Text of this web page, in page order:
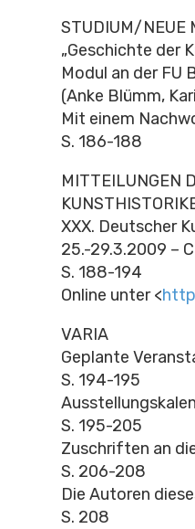
STUDIUM/NEUE
„Geschichte der
Modul an der FU
(Anke Blümm,
Mit einem
S. 186-188
MITTEILUNGEN
XXX. Deutscher
25.-29.3.2009 –
S. 188-194
Online unter <
VARIA
Geplante
S. 194-195
S. 195-205
Zuschriften an
S. 206-208
Die Autoren
S. 208